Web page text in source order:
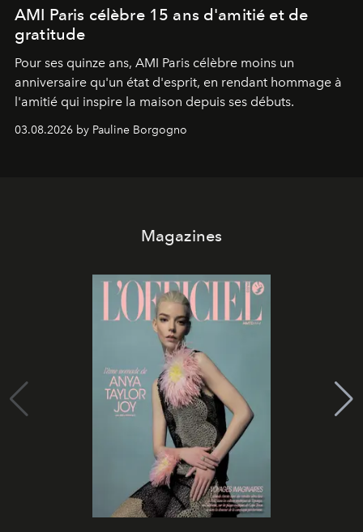
AMI Paris célèbre 15 ans d'amitié et de
gratitude
Pour ses quinze ans, AMI Paris célèbre moins un
anniversaire qu'un état d'esprit, en rendant hommage à
l'amitié qui inspire la maison depuis ses débuts.
03.08.2026 by Pauline Borgogno
Magazines